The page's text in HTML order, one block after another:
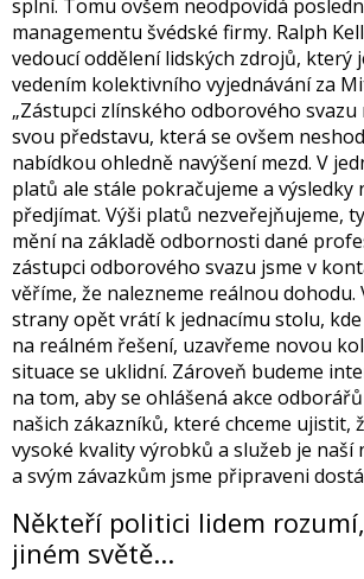
splní. Tomu ovšem neodpovídá
managementu švédské firmy. Ralph
vedoucí oddělení lidských zdrojů, který
vedením kolektivního vyjednávání za
„Zástupci zlínského odborového
svou představu, která se ovšem
nabídkou ohledně navýšení mezd. V
platů ale stále pokračujeme a výsledky
předjímat. Výši platů nezveřejňujeme,
mění na základě odbornosti dané
zástupci odborového svazu jsme v
věříme, že nalezneme reálnou dohodu.
strany opět vrátí k jednacímu stolu,
na reálném řešení, uzavřeme novou
situace se uklidní. Zároveň budeme
na tom, aby se ohlášená akce
našich zákazníků, které chceme ujistit,
vysoké kvality výrobků a služeb je
a svým závazkům jsme připraveni
Někteří politici lidem
jiném světě...